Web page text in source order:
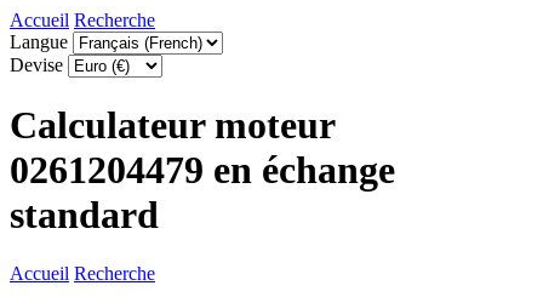
Accueil Recherche
Langue
Devise
Calculateur moteur
0261204479 en échange
standard
Accueil Recherche